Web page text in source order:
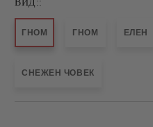
ВИД::
ГНОМ ГНОМ ЕЛЕН
СНЕЖЕН ЧОВЕК